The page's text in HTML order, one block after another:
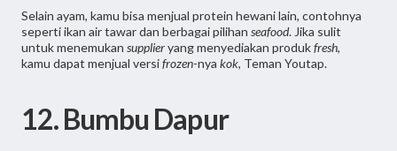
Selain ayam, kamu bisa menjual protein hewani lain, contohnya
seperti ikan air tawar dan berbagai pilihan seafood. Jika sulit
untuk menemukan supplieryang menyediakan produkfresh,
kamu dapat menjual versifrozen-nya kok, Teman Youtap.
12. Bumbu Dapur